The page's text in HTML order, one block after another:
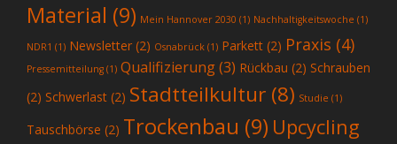
Material (9) Mein Hannover 2030 (1) Nachhaltigkeitswoche (1)
NDR1 (1) Newsletter (2) Osnabrück (1) Parkett (2) Praxis (4)
Pressemitteilung (1) Qualifizierung(3) Rückbau (2) Schrauben
(2) Schwerlast (2) Stadtteilkultur (8) Studie (1)
Tauschbörse (2) Trockenbau (9) Upcycling